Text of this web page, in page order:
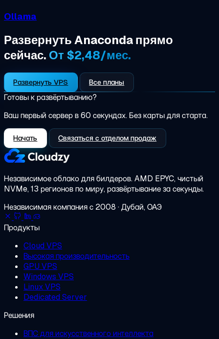
Ollama
Развернуть Anaconda прямо
сейчас. От $2,48/мес.
Развернуть VPS Все планы
Готовы к развёртыванию?
Ваш первый сервер в 60 секундах. Без карты для старта.
Начать Связаться с отделом продаж
Независимое облако для билдеров.AMD EPYC, чистый
NVMe, 13 регионов по миру, развёртывание за секунды.
Независимая компания с 2008 · Дубай, ОАЭ
Продукты
Cloud VPS
Высокая производительность
GPU VPS
Windows VPS
Linux VPS
Dedicated Server
Решения
ВПС для искусственного интеллекта